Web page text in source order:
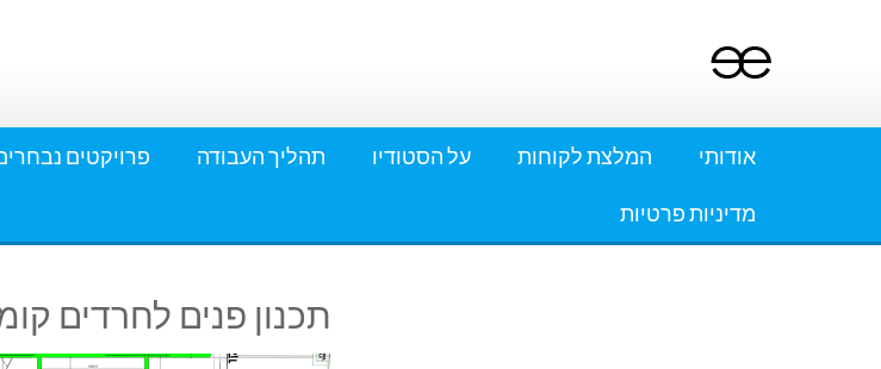
אודותי המלצת לקוחות על הסטודיו תהליך העבודה פרויקטים
מדיניות פרטיות
תכנון פנים לחרדים